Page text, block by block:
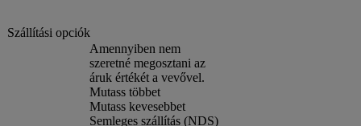
Szállítási opciók
Amennyiben nem
szeretné megosztani az
áruk értékét a vevővel.
Mutass többet
Mutass kevesebbet
Semleges szállítás (NDS)